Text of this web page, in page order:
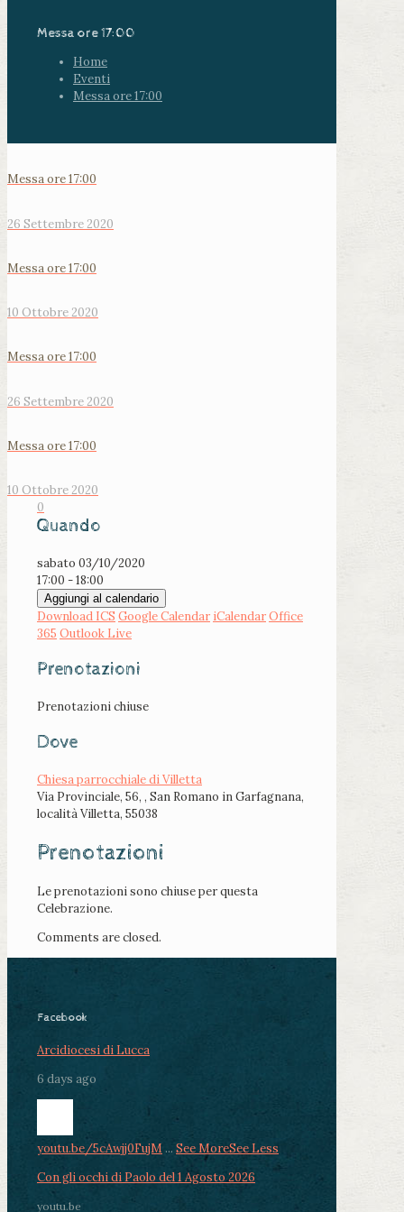
Messa ore 17:00
Home
Eventi
Messa ore 17:00
Messa ore 17:00
26 Settembre 2020
Messa ore 17:00
10 Ottobre 2020
Messa ore 17:00
26 Settembre 2020
Messa ore 17:00
10 Ottobre 2020
0
Quando
sabato 03/10/2020
17:00 - 18:00
Aggiungi al calendario
Download ICS Google Calendar iCalendarOffice
365 Outlook Live
Prenotazioni
Prenotazioni chiuse
Dove
Chiesa parrocchiale di Villetta
Via Provinciale, 56, , San Romano in Garfagnana,
località Villetta, 55038
Prenotazioni
Le prenotazioni sono chiuse per questa
Celebrazione.
Comments are closed.
Facebook
Arcidiocesi di Lucca
6 days ago
youtu.be/5cAwjj0FujM ... See MoreSee Less
Con gli occhi di Paolo del 1 Agosto 2026
youtu.be